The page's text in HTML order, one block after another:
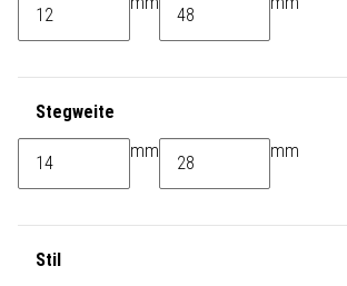
Stegweite
mm
mm
Stil